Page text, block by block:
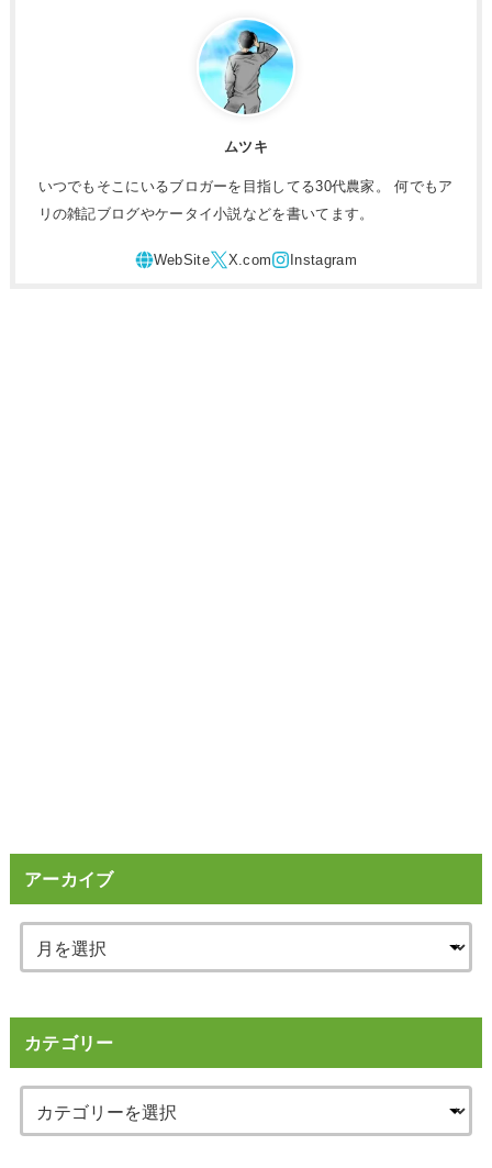
ムツキ
いつでもそこにいるブロガーを目指してる30代農家。 何でもア
リの雑記ブログやケータイ小説などを書いてます。
アーカイブ
カテゴリー